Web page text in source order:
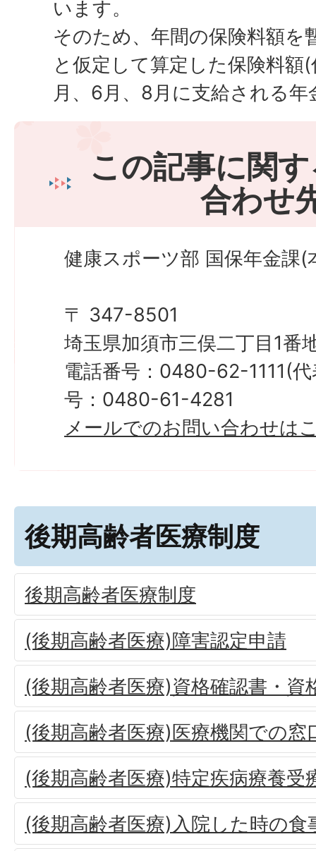
います。
そのため、年間の保険料額を
と仮定して算定した保険料額
月、6月、8月に支給される
この記事に関
合わせ
健康スポーツ部 国保年金課(
〒 347-8501
埼玉県加須市三俣二丁目1番
電話番号：0480-62-1111(
号：0480-61-4281
メールでのお問い合わせは
後期高齢者医療制度
後期高齢者医療制度
(後期高齢者医療)障害認定申請
(後期高齢者医療)資格確認書・資
(後期高齢者医療)医療機関での窓
(後期高齢者医療)特定疾病療養受
(後期高齢者医療)入院した時の食